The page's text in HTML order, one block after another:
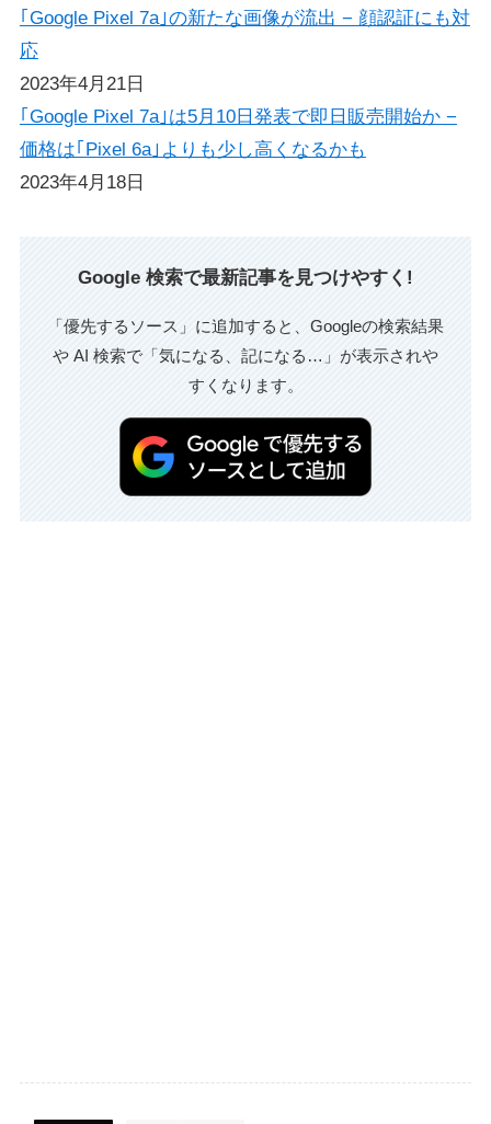
｢Google Pixel 7a｣の新たな画像が流出 − 顔認証にも対
応
2023年4月21日
｢Google Pixel 7a｣は5月10日発表で即日販売開始か −
価格は｢Pixel 6a｣よりも少し高くなるかも
2023年4月18日
Google 検索で最新記事を見つけやすく!
「優先するソース」に追加すると、Googleの検索結果
や AI 検索で「気になる、記になる…」が表示されや
すくなります。